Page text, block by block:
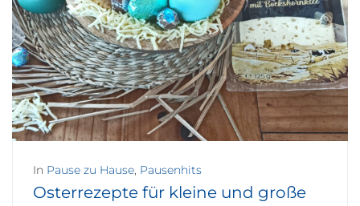
In Pause zu Hause, Pausenhits
Osterrezepte für kleine und große